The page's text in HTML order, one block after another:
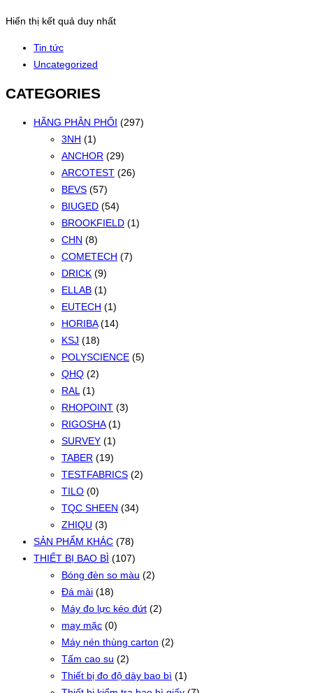
Hiển thị kết quả duy nhất
Tin tức
Uncategorized
CATEGORIES
HÃNG PHÂN PHỐI (297)
3NH (1)
ANCHOR (29)
ARCOTEST (26)
BEVS (57)
BIUGED (54)
BROOKFIELD (1)
CHN (8)
COMETECH (7)
DRICK (9)
ELLAB (1)
EUTECH (1)
HORIBA (14)
KSJ (18)
POLYSCIENCE (5)
QHQ (2)
RAL (1)
RHOPOINT (3)
RIGOSHA (1)
SURVEY (1)
TABER (19)
TESTFABRICS (2)
TILO (0)
TQC SHEEN (34)
ZHIQU (3)
SẢN PHẨM KHÁC (78)
THIẾT BỊ BAO BÌ (107)
Bóng đèn so màu (2)
Đá mài (18)
Máy đo lực kéo đứt (2)
may mặc (0)
Máy nén thùng carton (2)
Tấm cao su (2)
Thiết bị đo độ dày bao bì (1)